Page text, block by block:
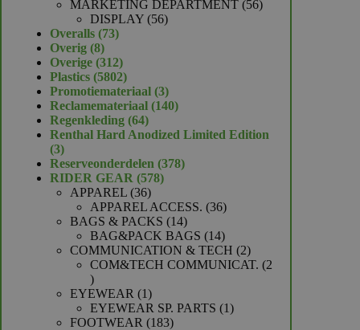
producten
MARKETING DEPARTMENT 5656
DISPLAY 5656
Overalls 7373
Overig 88
producten
Overige 312312
producten
Plastics 58025802
producten
Promotiemateriaal 33
producten
Reclamemateriaal 140140
Regenkleding 6464
producten
Renthal Hard Anodized Limited Edition
33
producten
Reserveonderdelen 378378
RIDER GEAR 578578
APPAREL 3636
producten
APPAREL ACCESS. 3636
BAGS & PACKS 1414
producten
BAG&PACK BAGS 1414
producten
COMMUNICATION & TECH 22
producten
COM&TECH COMMUNICAT.
2
2
producten
EYEWEAR 11
product
EYEWEAR SP. PARTS 11
FOOTWEAR 183183